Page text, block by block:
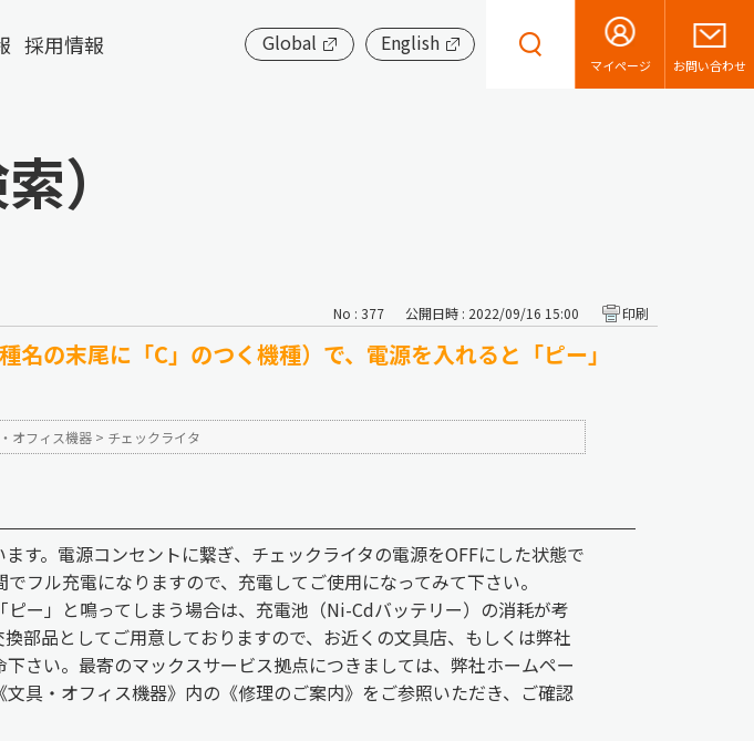
採用情報 Global English
マイページ お問い合わせ
）
No : 377 公開日時 : 2022/09/16 15:00 印刷
名の末尾に「C」のつく機種）で、電源を入れると「ピー」
オフィス機器 > チェックライタ
す。電源コンセントに繋ぎ、チェックライタの電源をOFFにした状態で
フル充電になりますので、充電してご使用になってみて下さい。
ー」と鳴ってしまう場合は、充電池（Ni-Cdバッテリー）の消耗が考
部品としてご用意しておりますので、お近くの文具店、もしくは弊社
さい。最寄のマックスサービス拠点につきましては、弊社ホームペー
具・オフィス機器》内の《修理のご案内》をご参照いただき、ご確認